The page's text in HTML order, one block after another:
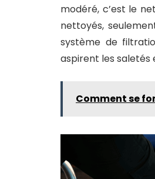
modéré, c’est le
nettoyés,
système de
aspirent les saletés
Comment se